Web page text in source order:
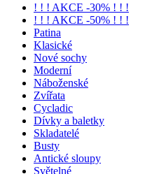
! ! ! AKCE -30% ! ! !
! ! ! AKCE -50% ! ! !
Patina
Klasické
Nové sochy
Moderní
Náboženské
Zvířata
Cycladic
Dívky a baletky
Skladatelé
Busty
Antické sloupy
Světelné